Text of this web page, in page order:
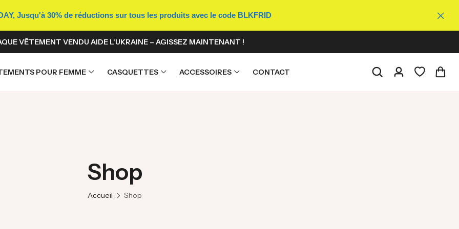
Jusqu'à 30% de réductions sur tous les produits avec le code BLKFRID
VÊTEMENT VENDU AIDE L'UKRAINE – AGISSEZ MAINTENANT !
POUR FEMME CASQUETTES ACCESSOIRES CONTACT
Shop
Accueil Shop